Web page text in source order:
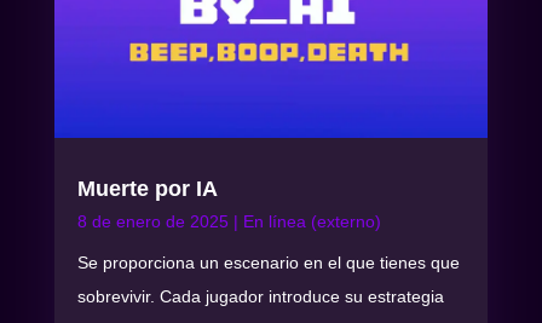
Muerte por IA
8 de enero de 2025 | En línea (externo)
Se proporciona un escenario en el que tienes que
sobrevivir. Cada jugador introduce su estrategia